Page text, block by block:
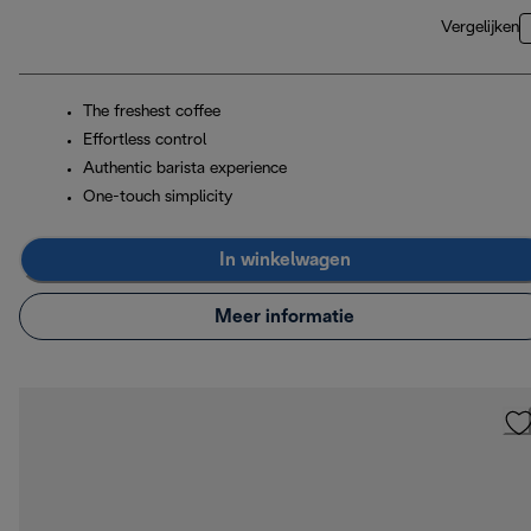
Vergelijken
The freshest coffee
Effortless control
Authentic barista experience
One-touch simplicity
In winkelwagen
Meer informatie